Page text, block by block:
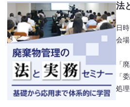
法
日
会
「
「
処